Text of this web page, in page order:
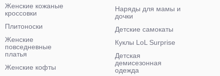
Женские кожаные
кроссовки
Плитоноски
Женские
повседневные
платья
Женские кофты
Наряды для мамы и
дочки
Детские самокаты
Куклы LoL Surprise
Детская
демисезонная
одежда